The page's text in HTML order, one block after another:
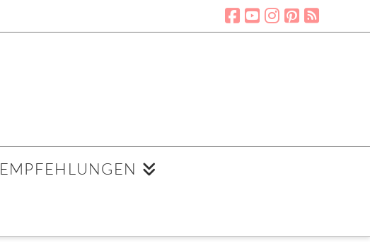
EMPFEHLUNGEN